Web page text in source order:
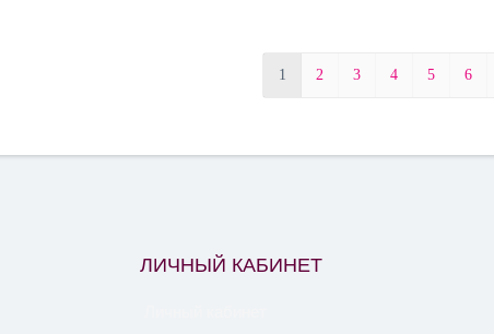
1 2 3 4 5 6
ЛИЧНЫЙ КАБИНЕТ